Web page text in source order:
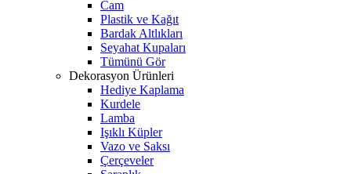
Cam
Plastik ve Kağıt
Bardak Altlıkları
Seyahat Kupaları
Tümünü Gör
Dekorasyon Ürünleri
Hediye Kaplama
Kurdele
Lamba
Işıklı Küpler
Vazo ve Saksı
Çerçeveler